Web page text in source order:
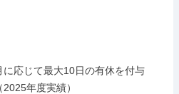
応じて最大10日の有休を付与
年度実績）